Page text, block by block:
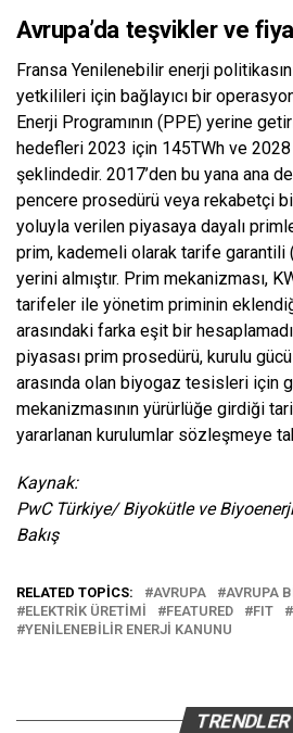
Avrupa’da teşvikler ve
Fransa Yenilenebilir enerji
yetkilileri için bağlayıcı bir
Enerji Programının (PPE) yerine
hedefleri 2023 için 145TWh ve
şeklindedir. 2017’den bu yana ana
pencere prosedürü veya rekabetçi
yoluyla verilen piyasaya dayalı
prim, kademeli olarak tarife garantili
yerini almıştır. Prim mekanizması,
tarifeler ile yönetim priminin
arasındaki farka eşit bir
piyasası prim prosedürü, kurulu
arasında olan biyogaz tesisleri için
mekanizmasının yürürlüğe girdiği
yararlanan kurulumlar sözleşmeye
Kaynak:
PwC Türkiye/ Biyokütle ve
Bakış
RELATED TOPICS: AVRUPA
AVRUPA
ELEKTRIK ÜRETIMI
FEATURED FIT
YENILENEBILIR ENERJI KANUNU
TRENDLER